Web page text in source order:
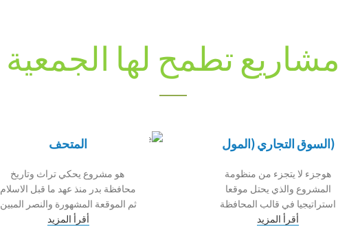
مشاريع تطمح لها الجمعية
(السوق التجاري (المول
هوجزء لا يتجزء من منظومة
المشروع والذي يحتل موقعا
استراتيجيا في قالب المحافظة
أقرأ المزيد
المتحف
هو مشروع يحكي تراث وتاريخ
محافظة بدر منذ عهد ما قبل الاسلام
ثم الموقعة المشهورة والنصر المبين
أقرأ المزيد